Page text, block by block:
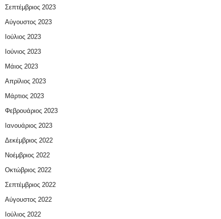
Σεπτέμβριος 2023
Αύγουστος 2023
Ιούλιος 2023
Ιούνιος 2023
Μάιος 2023
Απρίλιος 2023
Μάρτιος 2023
Φεβρουάριος 2023
Ιανουάριος 2023
Δεκέμβριος 2022
Νοέμβριος 2022
Οκτώβριος 2022
Σεπτέμβριος 2022
Αύγουστος 2022
Ιούλιος 2022